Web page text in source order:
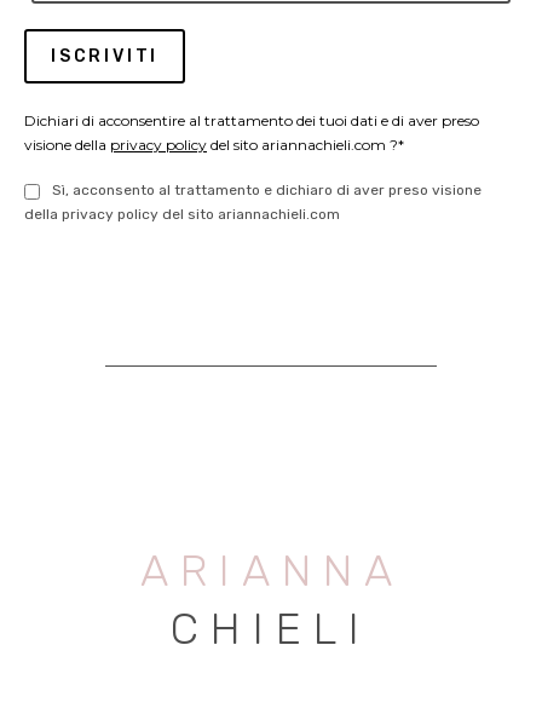
Dichiari di acconsentire al trattamento dei tuoi dati e di aver preso
visione della privacy policy del sito ariannachieli.com ?*
Sì, acconsento al trattamento e dichiaro di aver preso visione
della privacy policy del sito ariannachieli.com
ARIANNA
CHIELI